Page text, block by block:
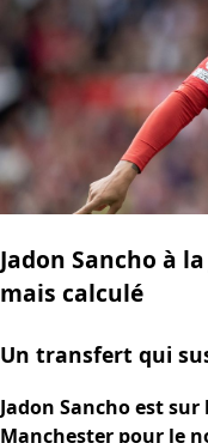
Jadon Sancho à
mais calculé
Un transfert qui
Jadon Sancho est
Manchester pour le